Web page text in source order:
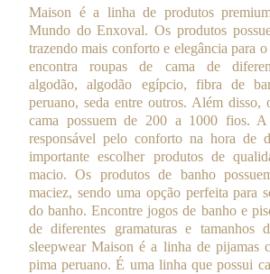
Maison é a linha de produtosp
Mundo do Enxoval. Os produtos
trazendo mais conforto e elegância para
encontra roupas de cama de
algodão, algodão egípcio, fibra de
peruano, seda entre outros. Além disso,
cama possuem de 200 a 1000 fios.
responsável pelo conforto na hora de
importante escolher produtos de
macio. Os produtos de banho
maciez, sendo uma opção perfeita para
do banho. Encontre jogos de banho e
de diferentes gramaturas e tamanhos
sleepwear Maison é a linha de pijamas
pima peruano. É uma linha que possui